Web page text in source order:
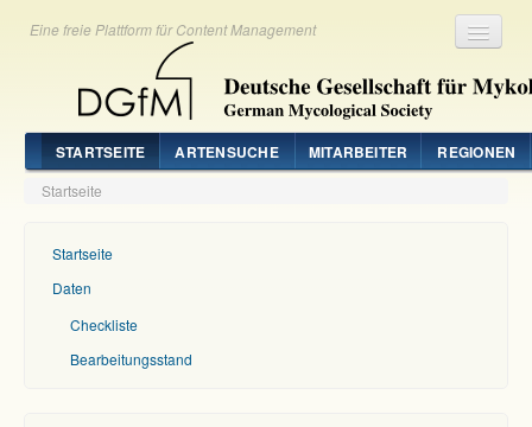
Eine freie Plattform für Content Management
STARTSEITE ARTENSUCHE MITARBEITER REGIONEN
Startseite
Startseite
Daten
Checkliste
Bearbeitungsstand